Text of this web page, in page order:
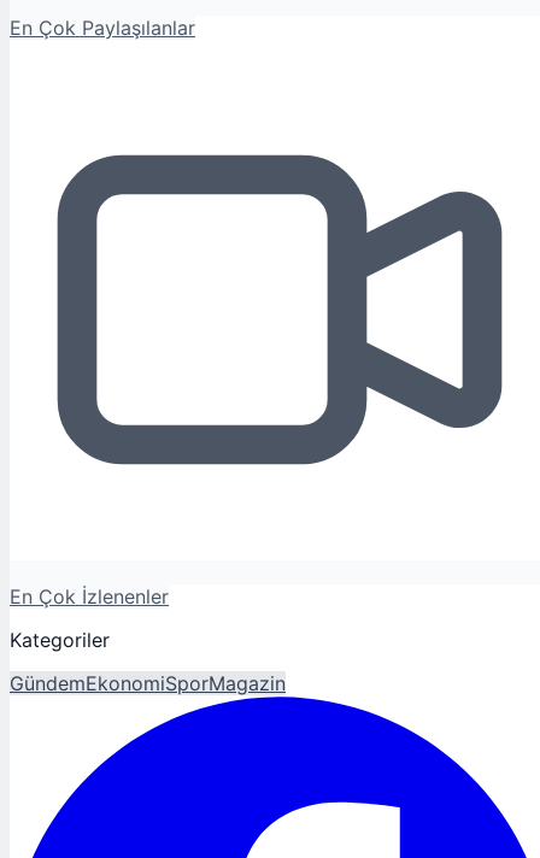
En Çok Paylaşılanlar
En Çok İzlenenler
Kategoriler
GündemEkonomiSporMagazin